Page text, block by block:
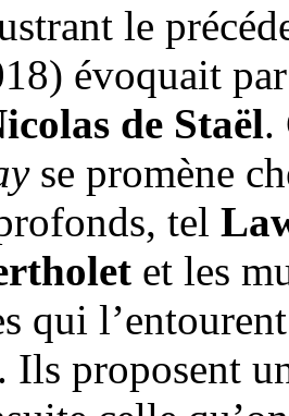
le
évoquait
de Staël.
se promène
tel
et les
qui
Ils proposent